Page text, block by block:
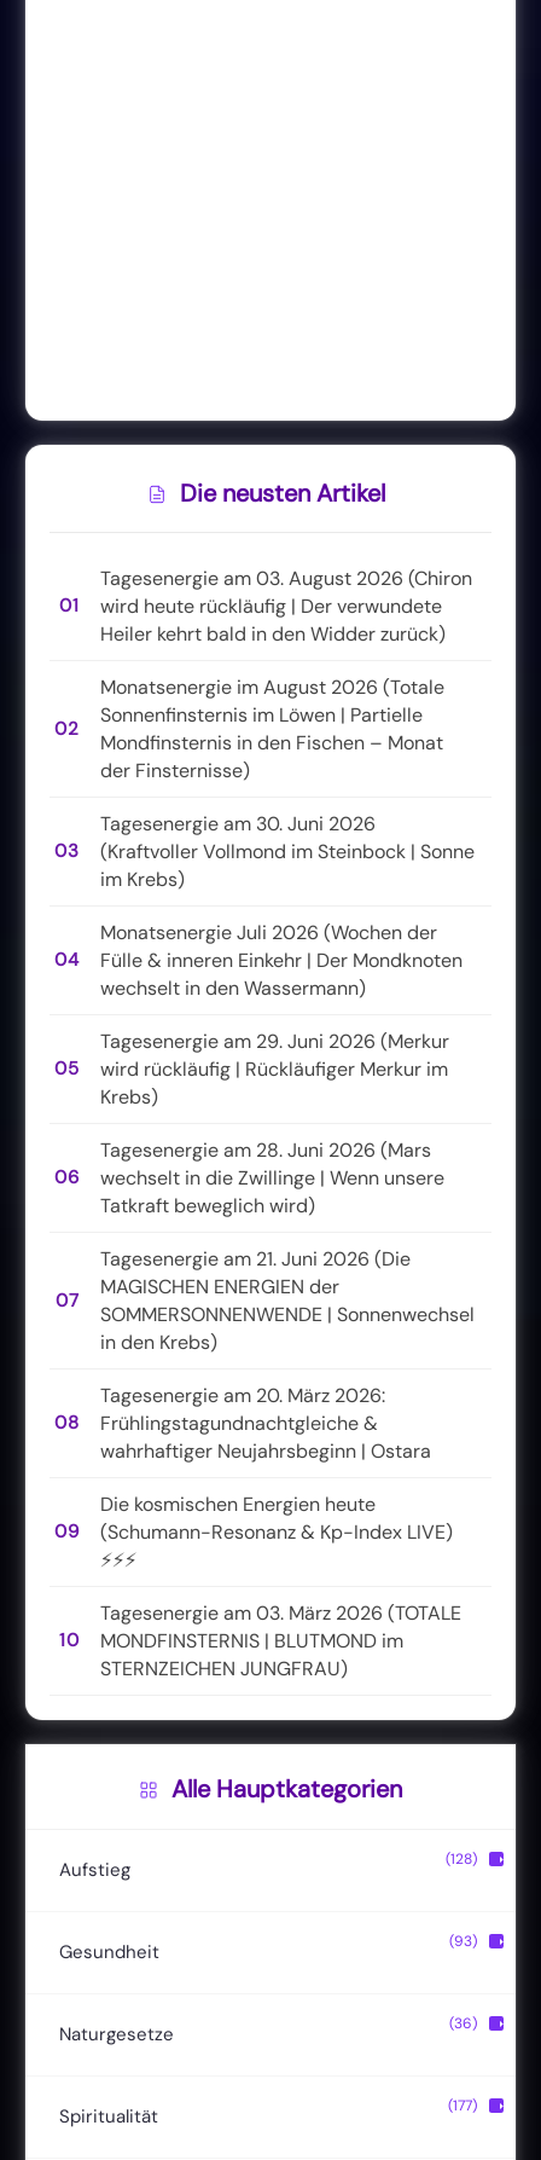
Die neusten Artikel
01
Tagesenergie am 03. August 2026 (Chiron
wird heute rückläufig | Der verwundete
Heiler kehrt bald in den Widder zurück)
02
Monatsenergie im August 2026 (Totale
Sonnenfinsternis im Löwen | Partielle
Mondfinsternis in den Fischen – Monat
der Finsternisse)
03
Tagesenergie am 30. Juni 2026
(Kraftvoller Vollmond im Steinbock | Sonne
im Krebs)
04
Monatsenergie Juli 2026 (Wochen der
Fülle & inneren Einkehr | Der Mondknoten
wechselt in den Wassermann)
05
Tagesenergie am 29. Juni 2026 (Merkur
wird rückläufig | Rückläufiger Merkur im
Krebs)
06
Tagesenergie am 28. Juni 2026 (Mars
wechselt in die Zwillinge | Wenn unsere
Tatkraft beweglich wird)
07
Tagesenergie am 21. Juni 2026 (Die
MAGISCHEN ENERGIEN der
SOMMERSONNENWENDE | Sonnenwechsel
in den Krebs)
08
Tagesenergie am 20. März 2026:
Frühlingstagundnachtgleiche &
wahrhaftiger Neujahrsbeginn | Ostara
09
Die kosmischen Energien heute
(Schumann-Resonanz & Kp-Index LIVE)
⚡⚡⚡
10
Tagesenergie am 03. März 2026 (TOTALE
MONDFINSTERNIS | BLUTMOND im
STERNZEICHEN JUNGFRAU)
Alle Hauptkategorien
Aufstieg
Christusbewusstsein (20)
(11)
(22)
(128) ▶
Gesundheit
(13)
(24)
(93) ▶
Naturgesetze
Hermetik (15)
(36) ▶
Spiritualität (177) ▶